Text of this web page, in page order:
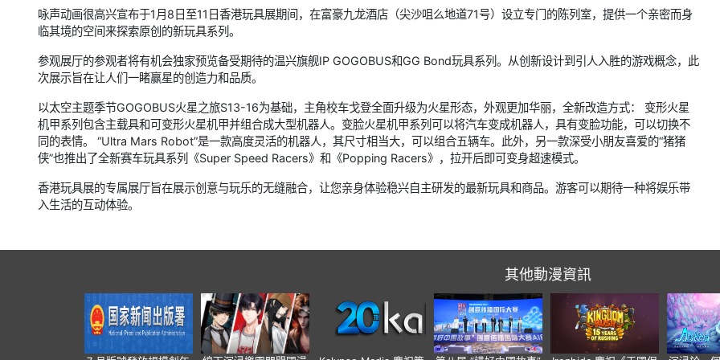
咏声动画很高兴宣布于1月8日至11日香港玩具展期间，在富豪九龙酒店（尖沙咀么地道71号）设立专门的陈列室，提供一个亲密而身
临其境的空间来探索原创的新玩具系列。
参观展厅的参观者将有机会独家预览备受期待的温兴旗舰IP GOGOBUS和GG Bond玩具系列。从创新设计到引人入胜的游戏概念，此
次展示旨在让人们一睹赢星的创造力和品质。
以太空主题季节GOGOBUS火星之旅S13-16为基础，主角校车戈登全面升级为火星形态，外观更加华丽，全新改造方式： 变形火星
机甲系列包含主载具和可变形火星机甲并组合成大型机器人。变脸火星机甲系列可以将汽车变成机器人，具有变脸功能，可以切换不
同的表情。 “Ultra Mars Robot”是一款高度灵活的机器人，其尺寸相当大，可以组合五辆车。此外，另一款深受小朋友喜爱的“猪猪
侠”也推出了全新赛车玩具系列《Super Speed Racers》和《Popping Racers》，拉开后即可变身超速模式。
香港玩具展的专属展厅旨在展示创意与玩乐的无缝融合，让您亲身体验稳兴自主研发的最新玩具和商品。游客可以期待一种将娱乐带
入生活的互动体验。
其他動漫資訊